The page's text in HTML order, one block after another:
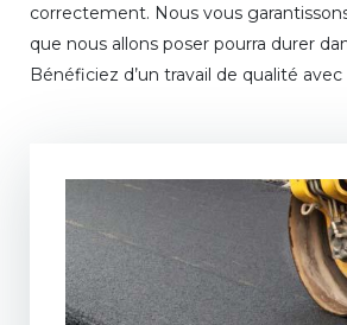
correctement. Nous vous
que nous allons poser pourra durer
Bénéficiez d’un travail de qualité